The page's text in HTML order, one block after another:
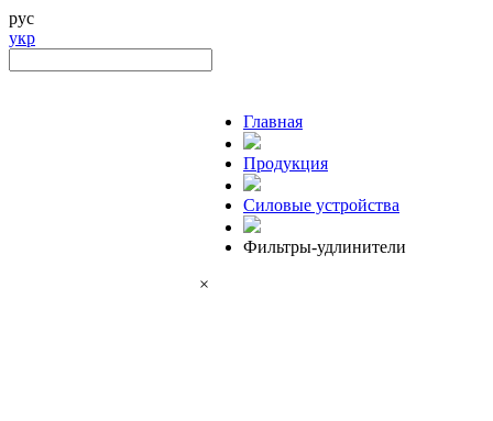
рус
укр
Главная
Продукция
Силовые устройства
Фильтры-удлинители
×